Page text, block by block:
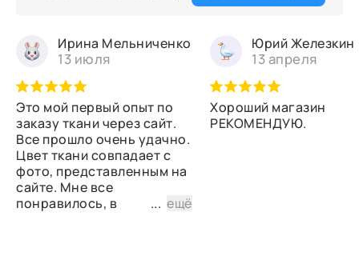
Ирина Мельниченко
13 июля
Это мой первый опыт по
заказу ткани через сайт.
Все прошло очень удачно.
Цвет ткани совпадает с
фото, представленным на
сайте. Мне все
понравилось, в
...ещё
Юрий Железкин
13 апреля
Хороший магазин
РЕКОМЕНДУЮ.